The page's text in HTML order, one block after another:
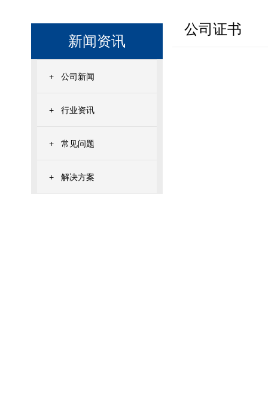
新闻资讯
+ 公司新闻
+ 行业资讯
+ 常见问题
+ 解决方案
公司证书